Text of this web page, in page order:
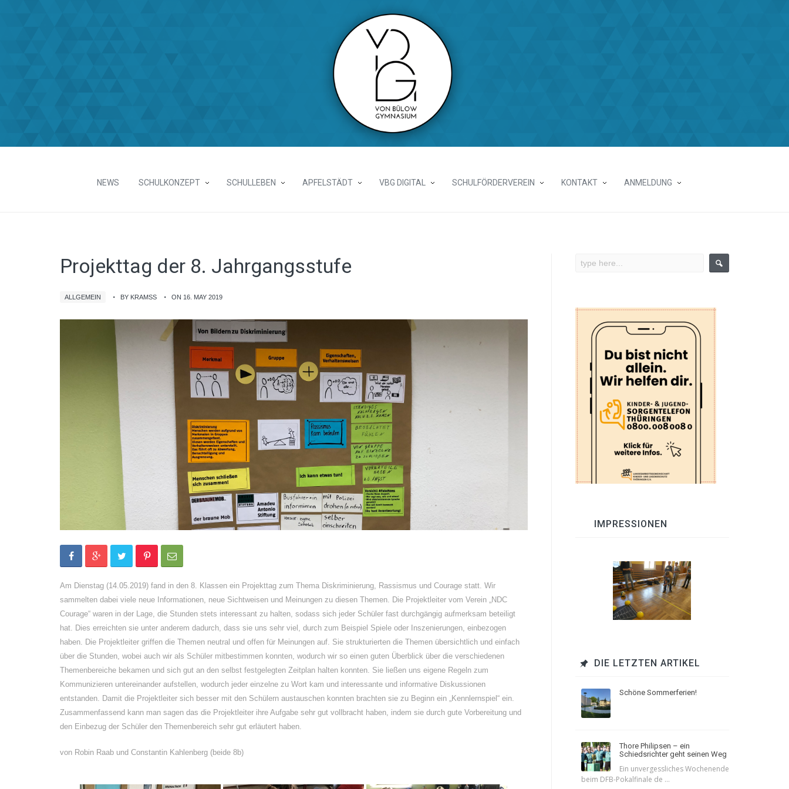
NEWS SCHULKONZEPT SCHULLEBEN APFELSTÄDT VBG DIGITAL SCHULFÖRDERVEREIN KONTAKT ANMELDUNG
Projekttag der 8. Jahrgangsstufe
ALLGEMEIN BY KRAMSS ON 16. MAY 2019
Am Dienstag (14.05.2019) fand in den 8. Klassen ein Projekttag zum Thema Diskriminierung, Rassismus und Courage statt. Wir
sammelten dabei viele neue Informationen, neue Sichtweisen und Meinungen zu diesen Themen. Die Projektleiter vom Verein „NDC
Courage“ waren in der Lage, die Stunden stets interessant zu halten, sodass sich jeder Schüler fast durchgängig aufmerksam beteiligt
hat. Dies erreichten sie unter anderem dadurch, dass sie uns sehr viel, durch zum Beispiel Spiele oder Inszenierungen, einbezogen
haben. Die Projektleiter griffen die Themen neutral und offen für Meinungen auf. Sie strukturierten die Themen übersichtlich und einfach
über die Stunden, wobei auch wir als Schüler mitbestimmen konnten, wodurch wir so einen guten Überblick über die verschiedenen
Themenbereiche bekamen und sich gut an den selbst festgelegten Zeitplan halten konnten. Sie ließen uns eigene Regeln zum
Kommunizieren untereinander aufstellen, wodurch jeder einzelne zu Wort kam und interessante und informative Diskussionen
entstanden. Damit die Projektleiter sich besser mit den Schülern austauschen konnten brachten sie zu Beginn ein „Kennlernspiel“ ein.
Zusammenfassend kann man sagen das die Projektleiter ihre Aufgabe sehr gut vollbracht haben, indem sie durch gute Vorbereitung und
den Einbezug der Schüler den Themenbereich sehr gut erläutert haben.
von Robin Raab und Constantin Kahlenberg (beide 8b)
IMPRESSIONEN
DIE LETZTEN ARTIKEL
Schöne Sommerferien!
Thore Philipsen – ein
Schiedsrichter geht seinen Weg
Ein unvergessliches Wochenende
beim DFB-Pokalfinale de ...